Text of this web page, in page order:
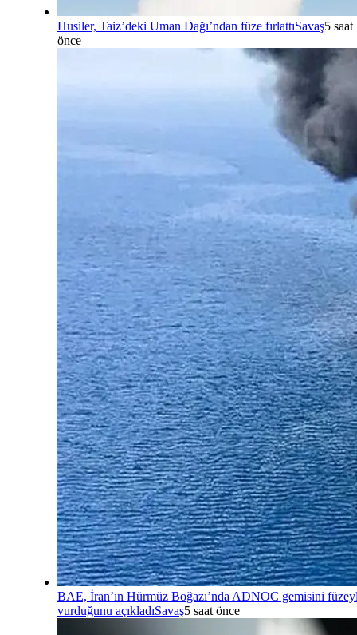
Husiler, Taiz’deki Uman Dağı’ndan füze fırlattıSavaş5 saat
önce
BAE, İran’ın Hürmüz Boğazı’nda ADNOC gemisini
vurduğunu açıkladıSavaş5 saat önce